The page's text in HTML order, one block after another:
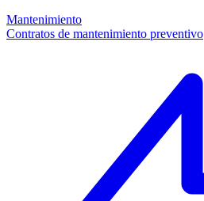
Mantenimiento
Contratos de mantenimiento preventivo